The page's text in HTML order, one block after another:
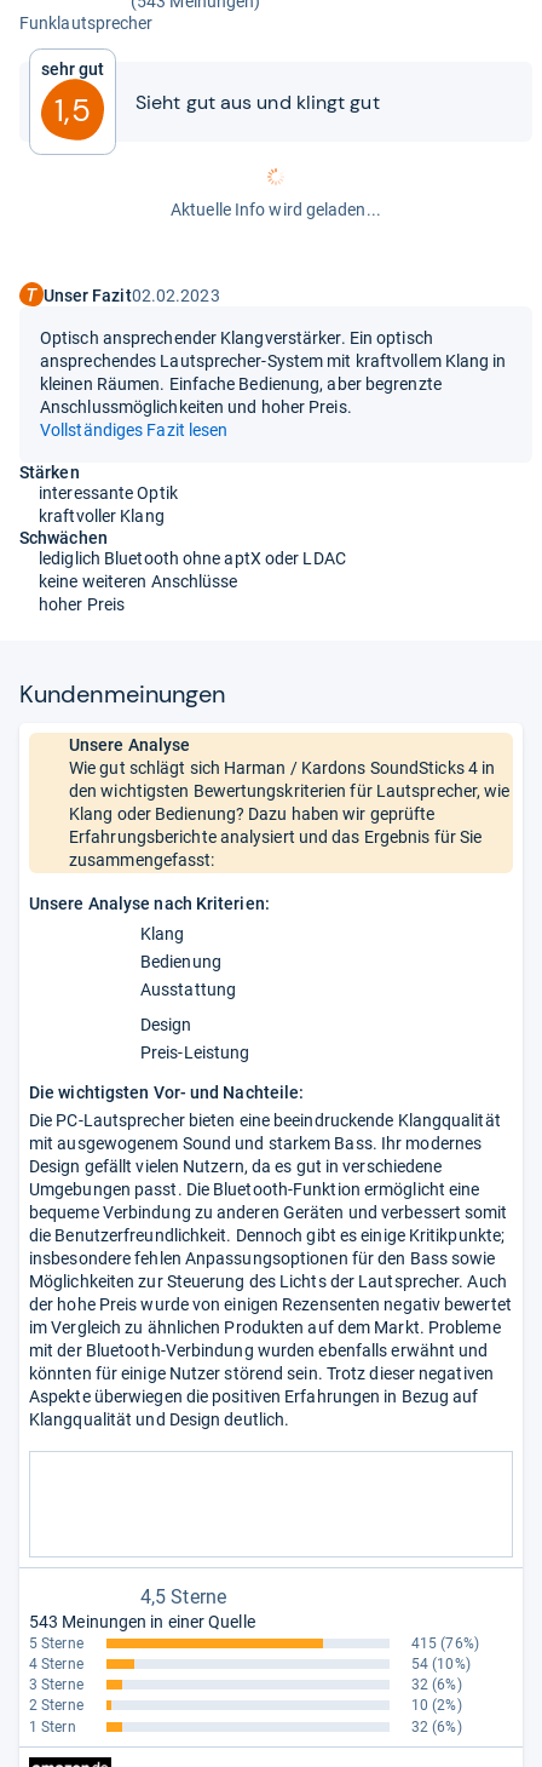
Fun­klaut­spre­cher
Sehr gut
1,5 Sieht gut aus und klingt gut
Aktuelle Info wird geladen...
Unser Fazit02.02.2023
Optisch ansprechender Klangverstärker. Ein optisch
ansprechendes Lautsprecher-System mit kraftvollem Klang in
kleinen Räumen. Einfache Bedienung, aber begrenzte
Anschlussmöglichkeiten und hoher Preis.
Vollständiges Fazit lesen
Stärken
interessante Optik
kraftvoller Klang
Schwächen
lediglich Bluetooth ohne aptX oder LDAC
keine weiteren Anschlüsse
hoher Preis
Kun­den­mei­nun­gen
Unsere Analyse
Wie gut schlägt sich Harman / Kardons SoundSticks 4 in
den wichtigsten Bewertungskriterien für Lautsprecher, wie
Klang oder Bedienung? Dazu haben wir geprüfte
Erfahrungsberichte analysiert und das Ergebnis für Sie
zusammengefasst:
Unsere Analyse nach Kriterien:
Klang
Bedienung
Ausstattung
Design
Preis-Leistung
Die wichtigsten Vor- und Nachteile:
Die PC-Lautsprecher bieten eine beeindruckende Klangqualität
mit ausgewogenem Sound und starkem Bass. Ihr modernes
Design gefällt vielen Nutzern, da es gut in verschiedene
Umgebungen passt. Die Bluetooth-Funktion ermöglicht eine
bequeme Verbindung zu anderen Geräten und verbessert somit
die Benutzerfreundlichkeit. Dennoch gibt es einige Kritikpunkte;
insbesondere fehlen Anpassungsoptionen für den Bass sowie
Möglichkeiten zur Steuerung des Lichts der Lautsprecher. Auch
der hohe Preis wurde von einigen Rezensenten negativ bewertet
im Vergleich zu ähnlichen Produkten auf dem Markt. Probleme
mit der Bluetooth-Verbindung wurden ebenfalls erwähnt und
könnten für einige Nutzer störend sein. Trotz dieser negativen
Aspekte überwiegen die positiven Erfahrungen in Bezug auf
Klangqualität und Design deutlich.
4,5 Sterne
543 Meinungen in einer Quelle
5 Sterne 415 (76%)
4 Sterne
54 (10%)
3 Sterne
32 (6%)
2 Sterne
10 (2%)
1 Stern
32 (6%)